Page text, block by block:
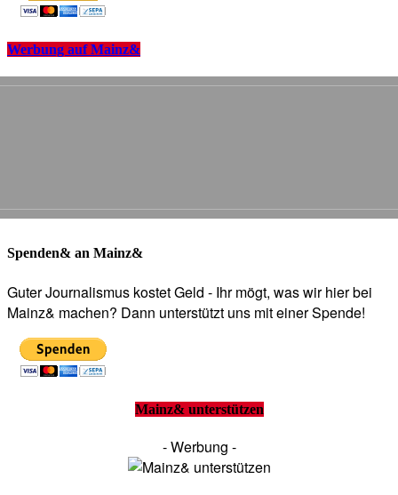
Werbung auf Mainz&
Spenden& an Mainz&
Guter Journalismus kostet Geld - Ihr mögt, was wir hier bei
Mainz& machen? Dann unterstützt uns mit einer Spende!
Mainz& unterstützen
- Werbung -